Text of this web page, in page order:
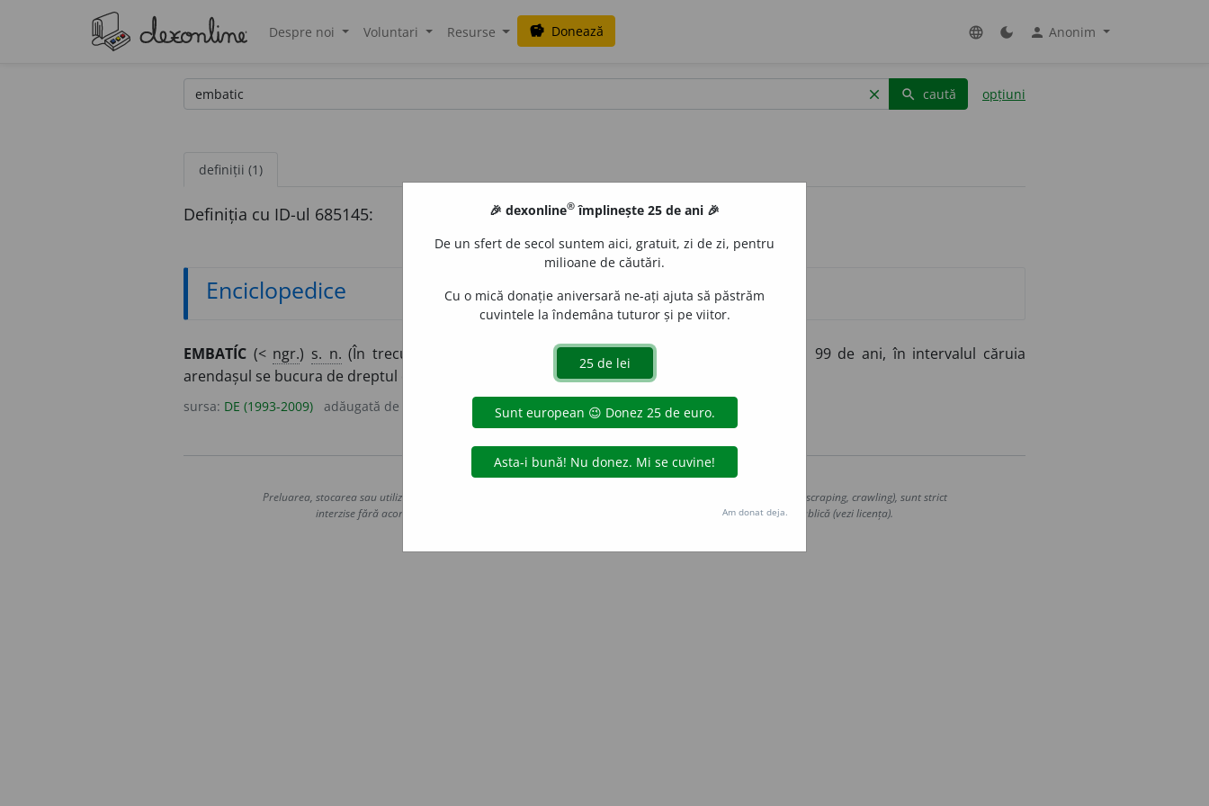
Despre noi Voluntari Resurse savings Donează language dark_mode person Anonim
clear search caută opțiuni
definiții (1)
Definiția cu ID-ul 685145:
Enciclopedice
EMBATÍC (< ngr.) s. n. (În trecut) Arendarea unui teren pe termen foarte lung, până la 99 de ani, în intervalul căruia
arendașul se bucura de dreptul de posesiune deplină a terenului; emfiteoză.
sursa: DE (1993-2009) adăugată de acțiuni
Copyright © 2004-2026 dexonline (https://dexonline.ro)
Preluarea, stocarea sau utilizarea datelor de pe acest site, inclusiv prin orice metode de extragere automată (web scraping, crawling), sunt strict
interzise fără acordul nostru prealabil scris, cu excepția seturilor de date oferite oficial spre utilizare publică (vezi licența).
🎉 dexonline® împlinește 25 de ani 🎉
De un sfert de secol suntem aici, gratuit, zi de zi, pentru
milioane de căutări.
Cu o mică donație aniversară ne-ați ajuta să păstrăm
cuvintele la îndemâna tuturor și pe viitor.
Am donat deja.